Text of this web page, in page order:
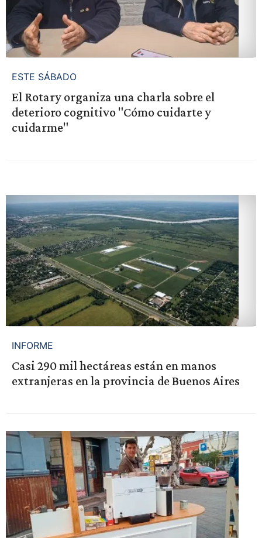
ESTE SÁBADO
El Rotary organiza una charla sobre el
deterioro cognitivo "Cómo cuidarte y
cuidarme"
INFORME
Casi 290 mil hectáreas están en manos
extranjeras en la provincia de Buenos Aires